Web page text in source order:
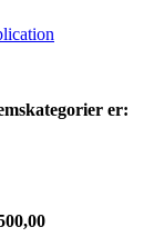
er: